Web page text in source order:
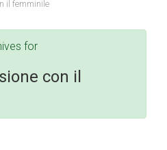
il femminile
for
con il